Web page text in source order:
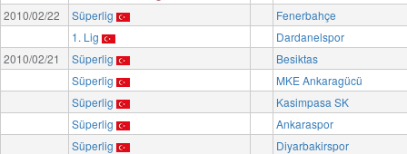
2010/02/22
Süperlig
Fenerbahçe
1. Lig
Dardanelspor
2010/02/21
Süperlig
Besiktas
Süperlig
MKE Ankaragücü
Süperlig
Kasimpasa SK
Süperlig
Ankaraspor
Süperlig
Diyarbakirspor